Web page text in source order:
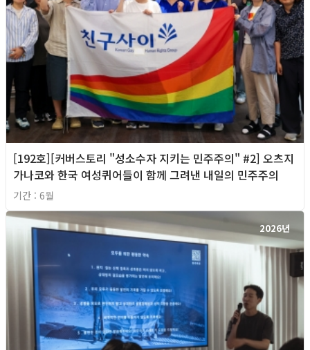
[192호][커버스토리 "성소수자 지키는 민주주의" #2] 오츠지
가나코와 한국 여성퀴어들이 함께 그려낸 내일의 민주주의
기간 : 6월
2026년